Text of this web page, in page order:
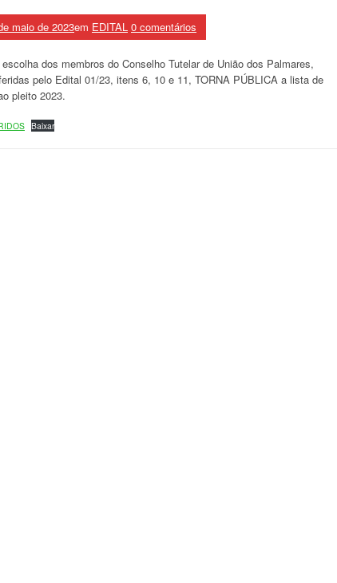
maio de 2023em EDITAL 0 comentários
dos membros do Conselho Tutelar de União dos Palmares,
pelo Edital 01/23, itens 6, 10 e 11, TORNA PÚBLICA a lista de
pleito 2023.
Baixar